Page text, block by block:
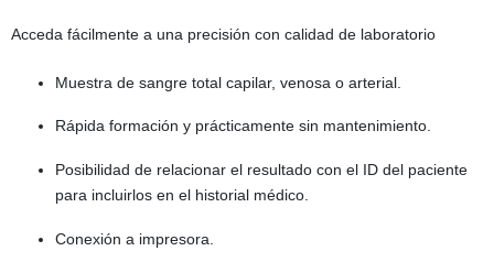
Acceda fácilmente a una precisión con calidad de laboratorio
Muestra de sangre total capilar, venosa o arterial.
Rápida formación y prácticamente sin mantenimiento.
Posibilidad de relacionar el resultado con el ID del paciente
para incluirlos en el historial médico.
Conexión a impresora.